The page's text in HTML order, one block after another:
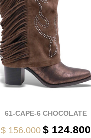
61-CAPE-6 CHOCOLATE
$ 156.000 $ 124.800